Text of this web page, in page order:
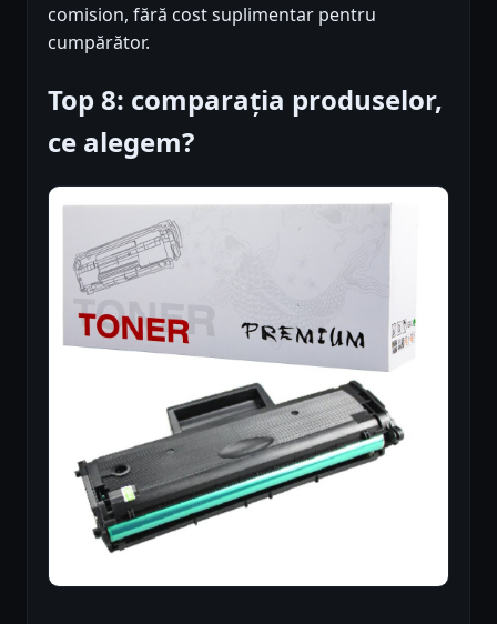
comision, fără cost suplimentar pentru
cumpărător.
Top 8: comparația produselor,
ce alegem?